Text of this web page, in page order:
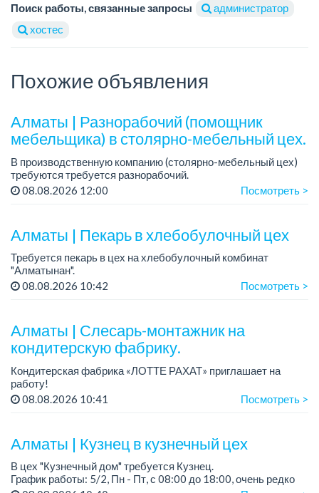
Поиск работы, связанные запросы
администратор
хостес
Похожие объявления
Алматы | Разнорабочий (помощник
мебельщика) в столярно-мебельный цех.
В производственную компанию (столярно-мебельный цех)
требуются требуется разнорабочий.
График работы: 5/2.
08.08.2026 12:00 Посмотреть >
Алматы | Пекарь в хлебобулочный цех
Требуется пекарь в цех на хлебобулочный комбинат
"Алматынан".
Требования: начальное или среднее специальное
Зарплата: до 220 000 тенге в меся...
08.08.2026 10:42 Посмотреть >
Алматы | Слесарь-монтажник на
кондитерскую фабрику.
Кондитерская фабрика «ЛОТТЕ РАХАТ» приглашает на
работу!
Зарплата обсуждается на собеседовании.
08.08.2026 10:41 Посмотреть >
Алматы | Кузнец в кузнечный цех
В цех "Кузнечный дом" требуется Кузнец.
График работы: 5/2, Пн - Пт, с 08:00 до 18:00, очень редко